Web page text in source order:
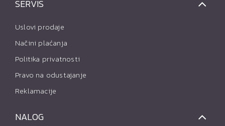
SERVIS
Uslovi prodaje
Načini plaćanja
Politika privatnosti
Pravo na odustajanje
Reklamacije
NALOG